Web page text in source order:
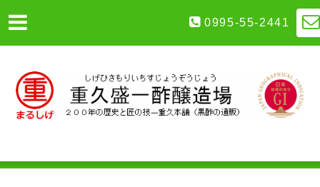
0995-55-2441